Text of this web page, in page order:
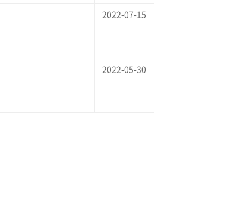
2022-07-15
2022-05-30